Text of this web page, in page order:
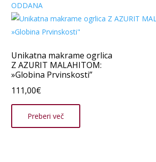
ODDANA
Unikatna makrame ogrlica
Z AZURIT MALAHITOM:
»Globina Prvinskosti”
111,00€
Preberi več